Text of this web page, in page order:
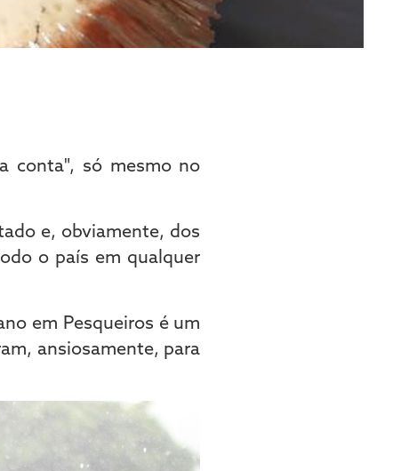
conta", só mesmo no
e, obviamente, dos
o país em qualquer
em Pesqueiros é um
ansiosamente, para